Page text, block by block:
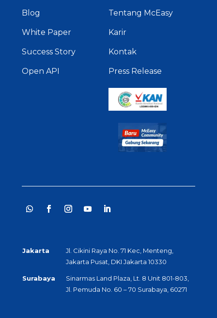
Blog
White Paper
Success Story
Open API
Tentang McEasy
Karir
Kontak
Press Release
Jakarta
Jl. Cikini Raya No. 71 Kec, Menteng,
Jakarta Pusat, DKI Jakarta 10330
Surabaya
Sinarmas Land Plaza, Lt. 8 Unit 801-803,
Jl. Pemuda No. 60 – 70 Surabaya, 60271